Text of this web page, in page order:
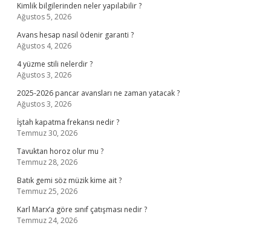
Kimlik bilgilerinden neler yapılabilir ?
Ağustos 5, 2026
Avans hesap nasıl ödenir garanti ?
Ağustos 4, 2026
4 yüzme stili nelerdir ?
Ağustos 3, 2026
2025-2026 pancar avansları ne zaman yatacak ?
Ağustos 3, 2026
İştah kapatma frekansı nedir ?
Temmuz 30, 2026
Tavuktan horoz olur mu ?
Temmuz 28, 2026
Batık gemi söz müzik kime ait ?
Temmuz 25, 2026
Karl Marx’a göre sınıf çatışması nedir ?
Temmuz 24, 2026